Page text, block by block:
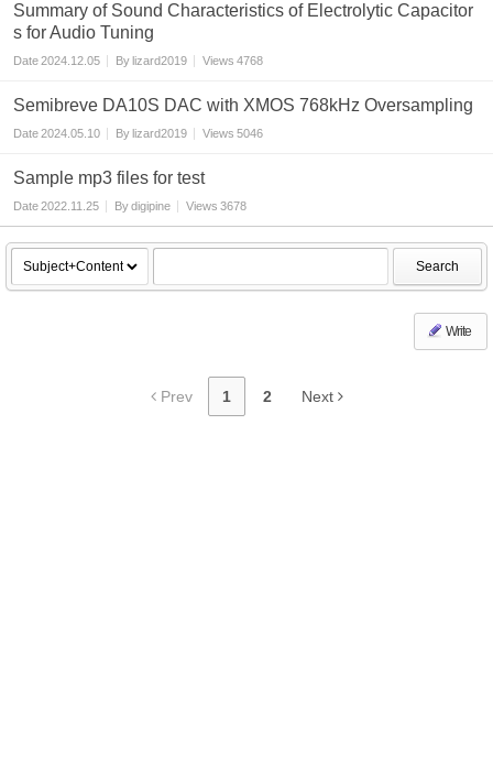
Summary of Sound Characteristics of Electrolytic Capacitor
s for Audio Tuning
Date2024.12.05 Bylizard2019 Views 4768
Semibreve DA10S DAC with XMOS 768kHz Oversampling
Date2024.05.10 Bylizard2019 Views 5046
Sample mp3 files for test
Date2022.11.25 Bydigipine Views 3678
Search
Write
Prev 1 2 Next